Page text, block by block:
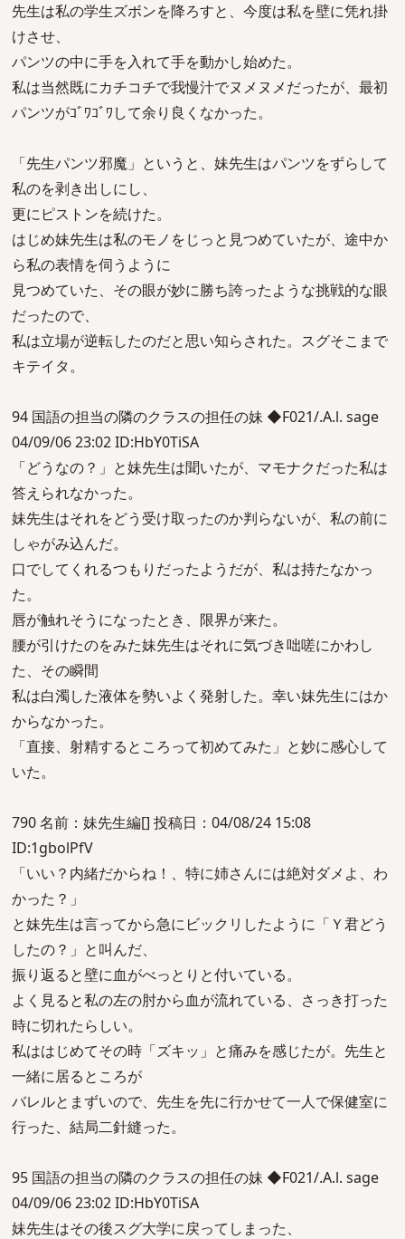
先生は私の学生ズボンを降ろすと、今度は私を壁に凭れ掛
けさせ、
パンツの中に手を入れて手を動かし始めた。
私は当然既にカチコチで我慢汁でヌメヌメだったが、最初
パンツがｺﾞﾜｺﾞﾜして余り良くなかった。
「先生パンツ邪魔」というと、妹先生はパンツをずらして
私のを剥き出しにし、
更にピストンを続けた。
はじめ妹先生は私のモノをじっと見つめていたが、途中か
ら私の表情を伺うように
見つめていた、その眼が妙に勝ち誇ったような挑戦的な眼
だったので、
私は立場が逆転したのだと思い知らされた。スグそこまで
キテイタ。
94 国語の担当の隣のクラスの担任の妹 ◆F021/.A.l. sage
04/09/06 23:02 ID:HbY0TiSA
「どうなの？」と妹先生は聞いたが、マモナクだった私は
答えられなかった。
妹先生はそれをどう受け取ったのか判らないが、私の前に
しゃがみ込んだ。
口でしてくれるつもりだったようだが、私は持たなかっ
た。
唇が触れそうになったとき、限界が来た。
腰が引けたのをみた妹先生はそれに気づき咄嗟にかわし
た、その瞬間
私は白濁した液体を勢いよく発射した。幸い妹先生にはか
からなかった。
「直接、射精するところって初めてみた」と妙に感心して
いた。
790 名前：妹先生編[] 投稿日：04/08/24 15:08
ID:1gbolPfV
「いい？内緒だからね！、特に姉さんには絶対ダメよ、わ
かった？」
と妹先生は言ってから急にビックリしたように「Ｙ君どう
したの？」と叫んだ、
振り返ると壁に血がべっとりと付いている。
よく見ると私の左の肘から血が流れている、さっき打った
時に切れたらしい。
私ははじめてその時「ズキッ」と痛みを感じたが。先生と
一緒に居るところが
バレルとまずいので、先生を先に行かせて一人で保健室に
行った、結局二針縫った。
95 国語の担当の隣のクラスの担任の妹 ◆F021/.A.l. sage
04/09/06 23:02 ID:HbY0TiSA
妹先生はその後スグ大学に戻ってしまった、